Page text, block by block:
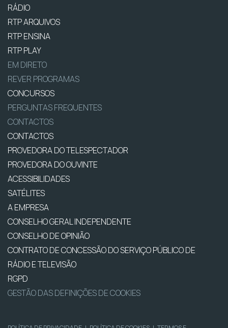
RÁDIO
RTP ARQUIVOS
RTP ENSINA
RTP PLAY
EM DIRETO
REVER PROGRAMAS
CONCURSOS
PERGUNTAS FREQUENTES
CONTACTOS
CONTACTOS
PROVEDORA DO TELESPECTADOR
PROVEDORA DO OUVINTE
ACESSIBILIDADES
SATÉLITES
A EMPRESA
CONSELHO GERAL INDEPENDENTE
CONSELHO DE OPINIÃO
CONTRATO DE CONCESSÃO DO SERVIÇO PÚBLICO DE
RÁDIO E TELEVISÃO
RGPD
GESTÃO DAS DEFINIÇÕES DE COOKIES